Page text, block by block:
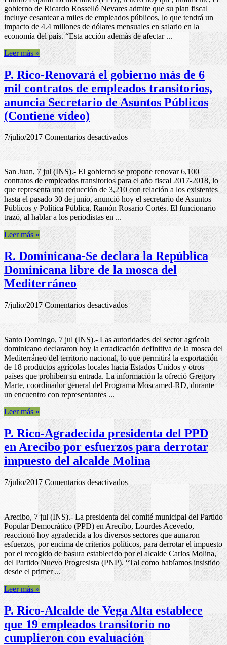
que
gobierno
dejará
a
miles
sin
empleo
gobierno de Ricardo Rosselló Nevares admite que su plan fiscal
incluye cesantear a miles de empleados públicos, lo que tendrá un
impacto de 4.4 millones de dólares mensuales en salario en la
economía del país. “Esta acción además de afectar ...
Leer más »
P. Rico-Renovará el gobierno más de 6
mil contratos de empleados transitorios,
anuncia Secretario de Asuntos Públicos
(Contiene vídeo)
7/julio/2017 Comentarios desactivadosen
P.
Rico-
Renovará
el
gobierno
más
de
6
mil
contratos
empleados
transitorios,
anuncia
Secretario
de
Asuntos
Públicos
(Contiene
vídeo)
San Juan, 7 jul (INS).- El gobierno se propone renovar 6,100
contratos de empleados transitorios para el año fiscal 2017-2018, lo
que representa una reducción de 3,210 con relación a los existentes
hasta el pasado 30 de junio, anunció hoy el secretario de Asuntos
Públicos y Política Pública, Ramón Rosario Cortés. El funcionario
trazó, al hablar a los periodistas en ...
Leer más »
R. Dominicana-Se declara la República
Dominicana libre de la mosca del
Mediterráneo
7/julio/2017 Comentarios desactivadosen
R.
Dominicana-
Se
declara
la
República
Dominicana
libre
de
la
mosca
Mediterráneo
Santo Domingo, 7 jul (INS).- Las autoridades del sector agrícola
dominicano declararon hoy la erradicación definitiva de la mosca del
Mediterráneo del territorio nacional, lo que permitirá la exportación
de 18 productos agrícolas locales hacia Estados Unidos y otros
países que prohíben su entrada. La información la ofreció Gregory
Marte, coordinador general del Programa Moscamed-RD, durante
un encuentro con representantes ...
Leer más »
P. Rico-Agradecida presidenta del PPD
en Arecibo por esfuerzos para derrotar
impuesto del alcalde Molina
7/julio/2017 Comentarios desactivadosen
P.
Rico-
Agradecida
presidenta
del
PPD
en
Arecibo
por
esfuerzos
para
derrotar
impuesto
del
alcalde
Molina
Arecibo, 7 jul (INS).- La presidenta del comité municipal del Partido
Popular Democrático (PPD) en Arecibo, Lourdes Acevedo,
reaccionó hoy agradecida a los diversos sectores que aunaron
esfuerzos, por encima de criterios políticos, para derrotar el impuesto
por el recogido de basura establecido por el alcalde Carlos Molina,
del Partido Nuevo Progresista (PNP). “Tal como habíamos insistido
desde el primer ...
Leer más »
P. Rico-Alcalde de Vega Alta establece
que 19 empleados transitorio no
cumplieron con evaluación